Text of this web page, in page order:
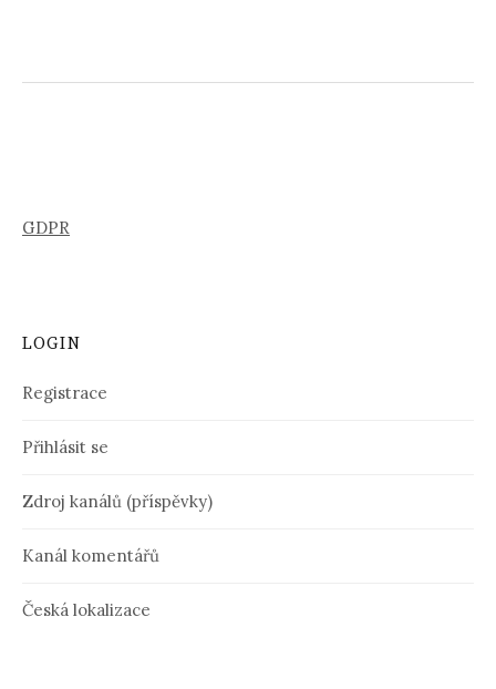
GDPR
LOGIN
Registrace
Přihlásit se
Zdroj kanálů (příspěvky)
Kanál komentářů
Česká lokalizace